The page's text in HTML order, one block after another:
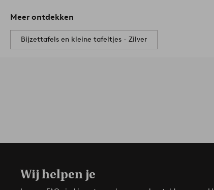
Meer ontdekken
Bijzettafels en kleine tafeltjes - Zilver
Wij helpen je